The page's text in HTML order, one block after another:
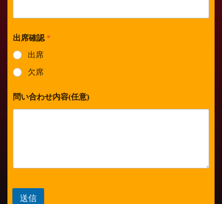
出席確認 *
出席
欠席
問い合わせ内容(任意)
送信